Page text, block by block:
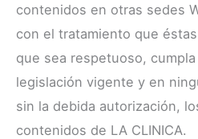
contenidos en otras sedes
con el tratamiento que
que sea respetuoso, cumpla
legislación vigente y en
sin la debida autorización,
contenidos de LA CLINICA.